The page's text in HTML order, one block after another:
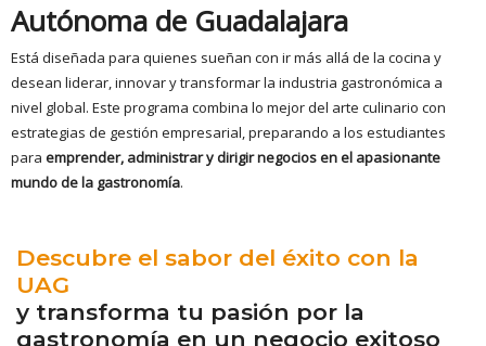
Autónoma de Guadalajara
Está diseñada para quienes sueñan con ir más allá de la cocina y
desean liderar, innovar y transformar la industria gastronómica a
nivel global. Este programa combina lo mejor del arte culinario con
estrategias de gestión empresarial, preparando a los estudiantes
para emprender, administrar y dirigir negocios en el apasionante
mundo de la gastronomía.
Descubre el sabor del éxito con la
UAG
y transforma tu pasión por la
gastronomía en un negocio exitoso